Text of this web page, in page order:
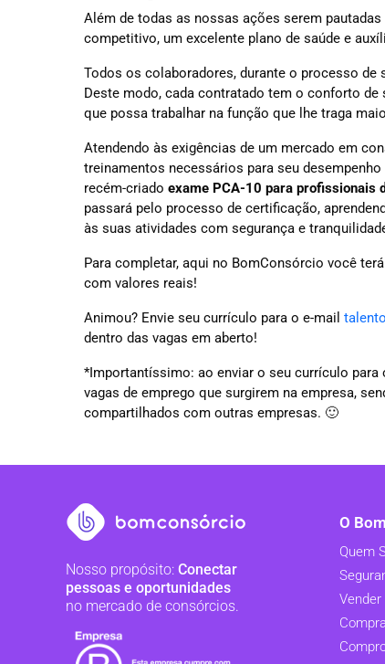
Além de todas as nossas ações serem
competitivo, um excelente plano de saúde e
Todos os colaboradores, durante o processo
Deste modo, cada contratado tem o conforto
que possa trabalhar na função que lhe traga
Atendendo às exigências de um mercado em
treinamentos necessários para seu
recém-criado exame PCA-10 para profissionais
passará pelo processo de certificação,
às suas atividades com segurança e
Para completar, aqui no BomConsórcio você
com valores reais!
Animou? Envie seu currículo para o e-mail
dentro das vagas em aberto!
*Importantíssimo: ao enviar o seu currículo para
vagas de emprego que surgirem na empresa,
compartilhados com outras empresas. 🙂
Nosso propósito: Conectar
pessoas e oportunidades
no mercado de consórcios.
O
Quem